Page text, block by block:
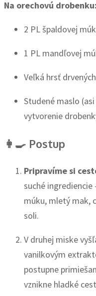
Na orechovú drobenku:
2 PL špaldovej
1 PL mandľovej
Veľká hrsť
Studené maslo
vytvorenie
👩‍🍳 Postup
Pripravíme si
suché
múku, mletý mak,
soli.
V druhej miske
vanilkovým
postupne
vznikne hladké